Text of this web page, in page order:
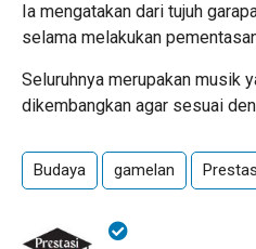
Ia mengatakan dari tujuh
selama melakukan
Seluruhnya merupakan musik
dikembangkan agar sesuai
Budaya gamelan